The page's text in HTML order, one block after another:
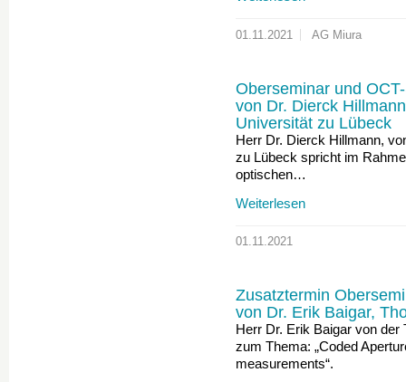
01.11.2021 AG Miura
Oberseminar und
von Dr. Dierck
Universität zu Lübeck
Herr Dr. Dierck Hillmann,
zu Lübeck spricht im
optischen…
Weiterlesen
01.11.2021
Zusatztermin
von Dr. Erik Baigar,
Herr Dr. Erik Baigar von
zum Thema: „Coded
measurements“.